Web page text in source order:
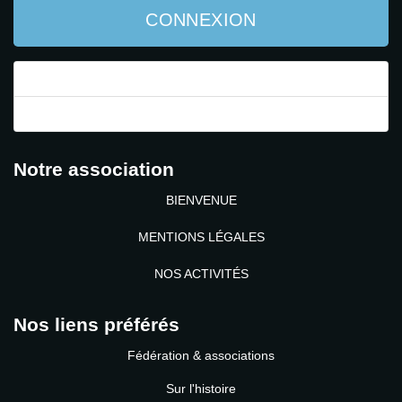
CONNEXION
Notre association
BIENVENUE
MENTIONS LÉGALES
NOS ACTIVITÉS
Nos liens préférés
Fédération & associations
Sur l'histoire